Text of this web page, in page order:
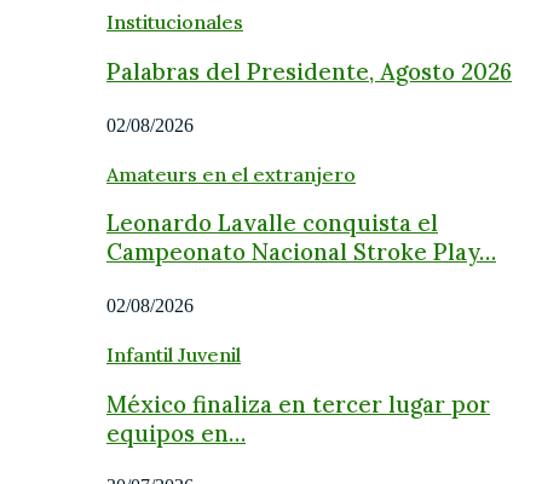
Institucionales
Palabras del Presidente, Agosto 2026
02/08/2026
Amateurs en el extranjero
Leonardo Lavalle conquista el
Campeonato Nacional Stroke Play…
02/08/2026
Infantil Juvenil
México finaliza en tercer lugar por
equipos en…